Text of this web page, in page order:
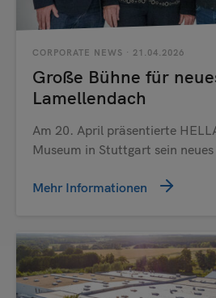
CORPORATE NEWS · 21.04.2026
Große Bühne für
Lamellendach
Am 20. April präsentierte
Museum in Stuttgart sein
Mehr Informationen